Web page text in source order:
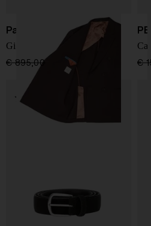
Paul Smith
Giacca a due bottoni
€ 895,00 € 626,00 €